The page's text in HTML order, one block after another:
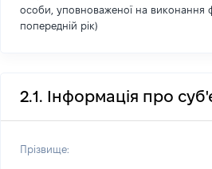
особи, уповноваженої на виконання
попередній рік)
2.1. Інформація про
Прізвище: